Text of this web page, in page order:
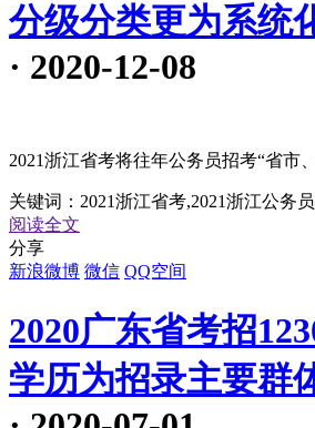
分级分类更为系统
· 2020-12-08
2021浙江省考将往年公务员招考“省市
关键词： 2021浙江省考,2021浙江公务
阅读全文
分享
新浪微博 微信 QQ空间
2020广东省考招
学历为招录主要群